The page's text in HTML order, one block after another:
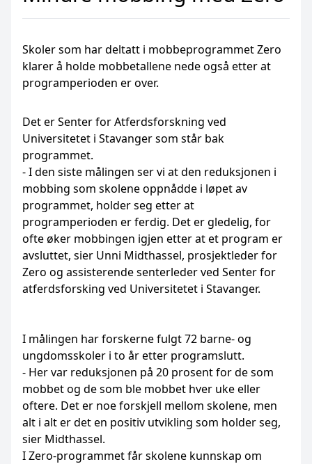
Skoler som har deltatt i mobbeprogrammet Zero
klarer å holde mobbetallene nede også etter at
programperioden er over.
Det er Senter for Atferdsforskning ved
Universitetet i Stavanger som står bak
programmet.
- I den siste målingen ser vi at den reduksjonen i
mobbing som skolene oppnådde i løpet av
programmet, holder seg etter at
programperioden er ferdig. Det er gledelig, for
ofte øker mobbingen igjen etter at et program er
avsluttet, sier Unni Midthassel, prosjektleder for
Zero og assisterende senterleder ved Senter for
atferdsforsking ved Universitetet i Stavanger.
I målingen har forskerne fulgt 72 barne- og
ungdomsskoler i to år etter programslutt.
- Her var reduksjonen på 20 prosent for de som
mobbet og de som ble mobbet hver uke eller
oftere. Det er noe forskjell mellom skolene, men
alt i alt er det en positiv utvikling som holder seg,
sier Midthassel.
I Zero-programmet får skolene kunnskap om